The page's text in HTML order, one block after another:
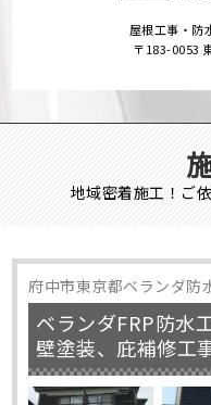
屋根工事・防
〒183-0053
地域密着施工！ご
府中市東京都ベランダ防
ベランダFRP防水
壁塗装、庇補修